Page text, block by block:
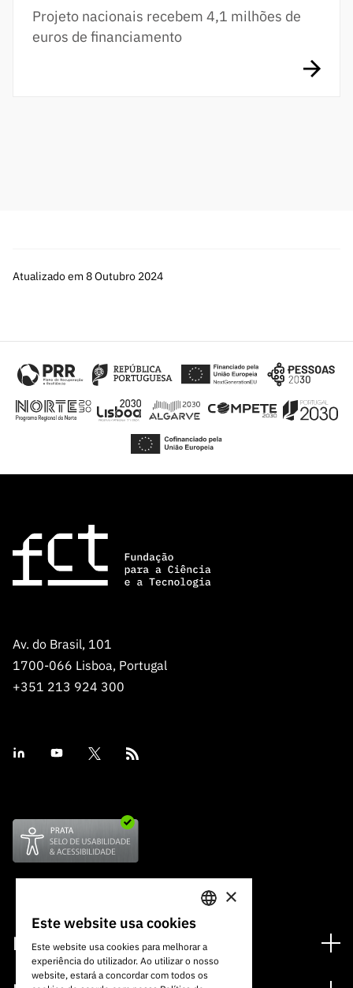
Projeto nacionais recebem 4,1 milhões de
euros de financiamento
Atualizado em 8 Outubro 2024
Av. do Brasil, 101
1700-066 Lisboa, Portugal
+351 213 924 300
Financiamento
Programas de Financiamento
PORTUGUESE
ENGLISH
×
Este website usa cookies
Este website usa cookies para melhorar a
experiência do utilizador. Ao utilizar o nosso
website, estará a concordar com todos os